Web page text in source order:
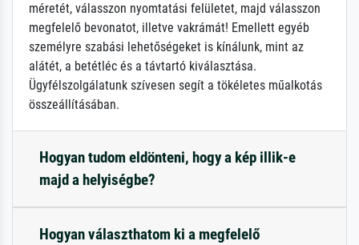
méretét, válasszon nyomtatási felületet, majd válasszon
megfelelő bevonatot, illetve vakrámát! Emellett egyéb
személyre szabási lehetőségeket is kínálunk, mint az
alátét, a betétléc és a távtartó kiválasztása.
Ügyfélszolgálatunk szívesen segít a tökéletes műalkotás
összeállításában.
Hogyan tudom eldönteni, hogy a kép illik-e
majd a helyiségbe?
Hogyan választhatom ki a megfelelő